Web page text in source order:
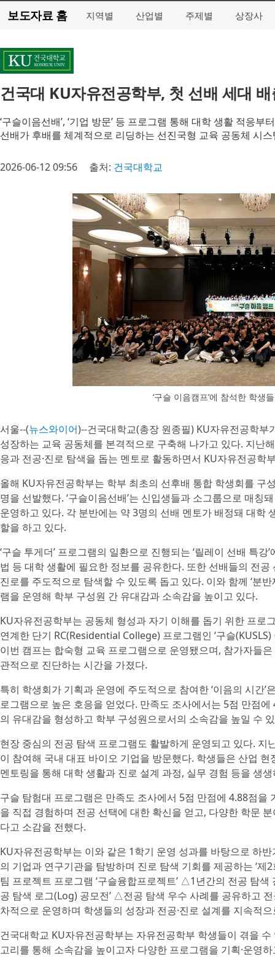
보도자료 홈 지역별 산업별 주제별 상장사
건국대 KU자유전공학부, 첫 선배 세대
‘구슬이음선배’, ‘기업 방문’ 등 프로그램 통해 대학 생활 적응부
선배가 후배를 체계적으로 리딩하는 선진국형 교육 공동체 시
2026-06-12 09:56 출처: 건국대학교
‘구슬 이음캠프’에 참석한 학생
서울--(뉴스와이어)--건국대학교(총장 원종필) KU자유전공학
성장하는 교육 공동체를 본격적으로 구축해 나가고 있다. 지난
응과 전공·진로 탐색을 돕는 멘토로 활동하면서 KU자유전공
올해 KU자유전공학부는 학부 최초의 선후배 통합 학생회를 구
명을 선발했다. ‘구슬이음선배’는 신입생들과 소그룹으로 매칭
운영하고 있다. 각 분반에는 약 3명의 선배 멘토가 배정돼 대학
할을 하고 있다.
‘구슬 투게더’ 프로그램의 일환으로 진행되는 ‘릴레이 선배 특
법 등 대학 생활에 필요한 정보를 공유한다. 또한 선배들의 전
진로를 주도적으로 탐색할 수 있도록 돕고 있다. 이와 함께 ‘분반
램을 운영해 학부 구성원 간 유대감과 소속감을 높이고 있다.
KU자유전공학부는 공동체 형성과 자기 이해를 돕기 위한 프
연계한 단기 RC(Residential College) 프로그램인 ‘구슬
이번 캠프는 합숙형 교육 프로그램으로 운영됐으며, 참가자들
관적으로 진단하는 시간을 가졌다.
특히 학생회가 기획과 운영에 주도적으로 참여한 ‘이음의 시간
로그램으로 높은 호응을 얻었다. 만족도 조사에서는 5점 만점
의 유대감을 형성하고 학부 구성원으로서의 소속감을 높일 수
현장 중심의 전공 탐색 프로그램도 활발하게 운영되고 있다. 지
이 참여해 국내 대표 바이오 기업을 방문했다. 학생들은 산업
멘토링을 통해 대학 생활과 진로 설계 과정, 실무 경험 등을 생
구슬 탐험대 프로그램은 만족도 조사에서 5점 만점에 4.88점
을 직접 경험하며 전공 선택에 대한 확신을 얻고, 다양한 학문
다고 소감을 전했다.
KU자유전공학부는 이와 같은 1학기 운영 성과를 바탕으로 하
의 기업과 연구기관을 탐방하며 진로 탐색 기회를 제공하는 ‘
팀 프로젝트 프로그램 ‘구슬융합프로젝트’ △1년간의 전공 탐
공 탐색 로그(Log) 공모전’ △전공 탐색 우수 사례를 공유하고
차적으로 운영하며 학생들의 성장과 전공·진로 설계를 지속적
건국대학교 KU자유전공학부는 자유전공학부 학생들이 겪을
고리를 통해 소속감을 높이고자 다양한 프로그램을 기획·운영